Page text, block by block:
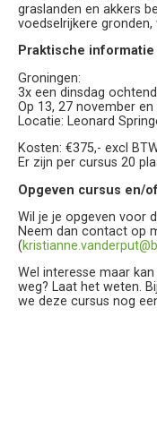
graslanden en akkers
voedselrijkere
Praktische informatie
Groningen:
3x een dinsdag
Op 13, 27 november
Locatie: Leonard
Kosten: €375,- excl
Er zijn per cursus 20
Opgeven cursus en/
Wil je je opgeven voor
Neem dan contact op
(
Wel interesse maar
weg? Laat het weten.
we deze cursus nog